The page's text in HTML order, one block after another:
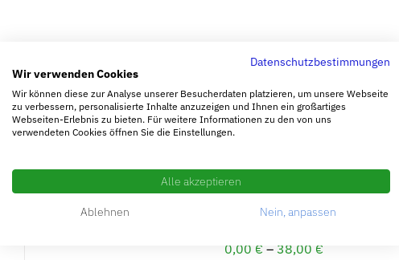
DETAILS
0,00 € –38,00 €
Datenschutzbestimmungen
Wir verwenden Cookies
Wir können diese zur Analyse unserer Besucherdaten platzieren, um unsere Webseite
zu verbessern, personalisierte Inhalte anzuzeigen und Ihnen ein großartiges
Webseiten-Erlebnis zu bieten. Für weitere Informationen zu den von uns
verwendeten Cookies öffnen Sie die Einstellungen.
Alle akzeptieren
Ablehnen Nein, anpassen